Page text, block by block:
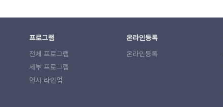
프로그램
전체 프로그램
세부 프로그램
연사 라인업
온라인등록
온라인등록